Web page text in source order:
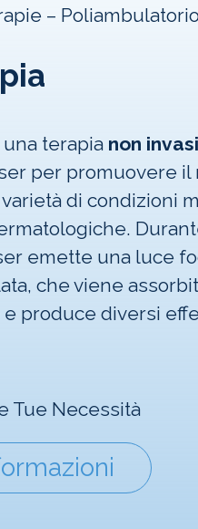
–
terapia non
per promuovere il
di condizioni
emette una luce
che viene
produce diversi
Tue Necessità